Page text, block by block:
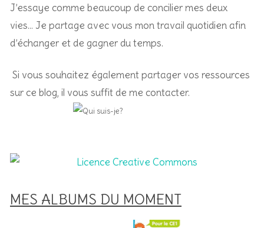
J’essaye comme beaucoup de concilier mes deux
vies… Je partage avec vous mon travail quotidien afin
d’échanger et de gagner du temps.
Si vous souhaitez également partager vos ressources
sur ce blog, il vous suffit de me contacter.
MES ALBUMS DU MOMENT